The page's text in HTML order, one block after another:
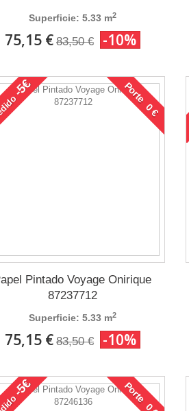
Superficie: 5.33 m2
75,15 € 83,50 € -10%
-5€ Porte 0 €
Pintado Voyage Onirique
87237712
Superficie: 5.33 m2
75,15 € 83,50 € -10%
-5€ Porte 0 €